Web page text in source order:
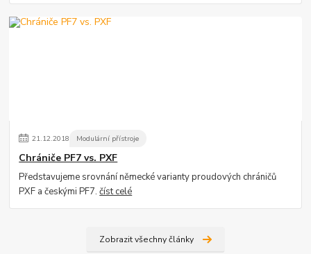
21.12.2018 Modulární přístroje
Chrániče PF7 vs. PXF
Představujeme srovnání německé varianty proudových chráničů
PXF a českými PF7.číst celé
Zobrazit všechny články